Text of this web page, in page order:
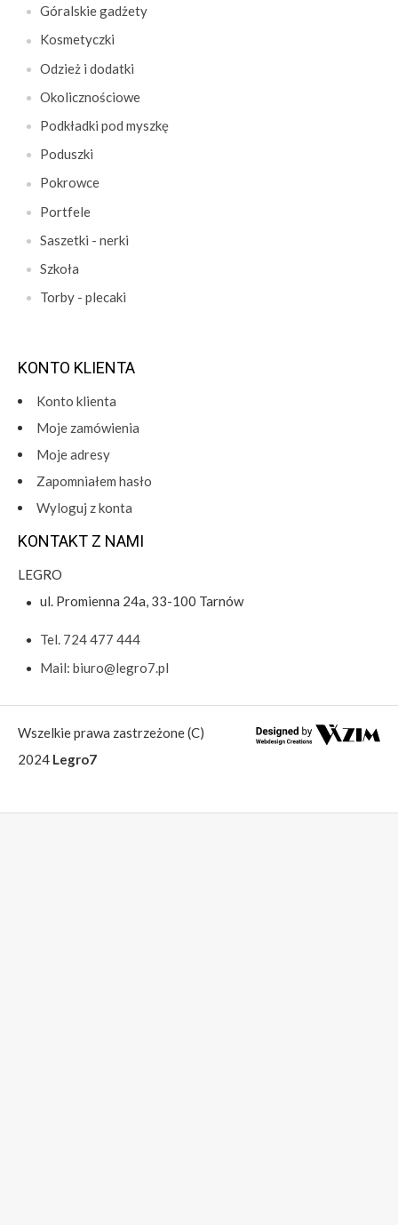
Góralskie gadżety
Kosmetyczki
Odzież i dodatki
Okolicznościowe
Podkładki pod myszkę
Poduszki
Pokrowce
Portfele
Saszetki - nerki
Szkoła
Torby - plecaki
KONTO KLIENTA
Konto klienta
Moje zamówienia
Moje adresy
Zapomniałem hasło
Wyloguj z konta
KONTAKT Z NAMI
LEGRO
ul. Promienna 24a, 33-100 Tarnów
Tel. 724 477 444
Mail: biuro@legro7.pl
Wszelkie prawa zastrzeżone (C)
2024 Legro7